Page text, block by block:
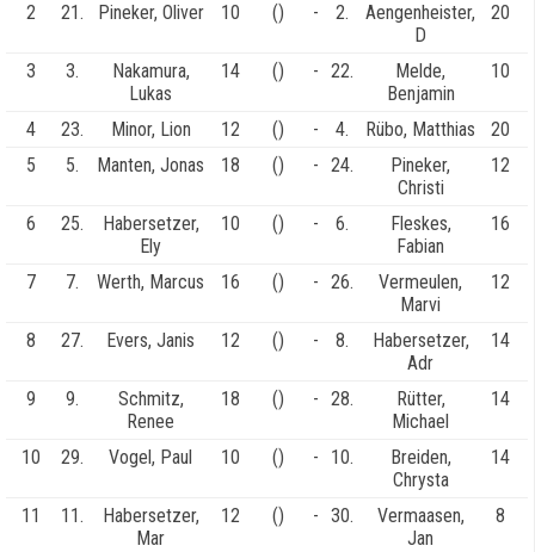
2 21. Pineker, Oliver 10 () - 2.
Aengenheister,
D
20
3 3.
Nakamura,
Lukas
14 () - 22.
Melde,
Benjamin
10
4 23. Minor, Lion 12 () - 4. Rübo, Matthias
20
5
5. Manten, Jonas 18 () - 24.
Pineker,
Christi
12
6 25.
Habersetzer,
Ely
10 () - 6.
Fleskes,
Fabian
16
7 7. Werth, Marcus 16 () - 26.
Vermeulen,
Marvi
12
8 27. Evers, Janis 12 () - 8.
Habersetzer,
Adr
14
9 9.
Schmitz,
Renee
18 () - 28.
Rütter,
Michael
14
10 29. Vogel, Paul 10 () - 10.
Breiden,
Chrysta
14
11 11.
Habersetzer,
Mar
12 () - 30.
Vermaasen,
Jan
8